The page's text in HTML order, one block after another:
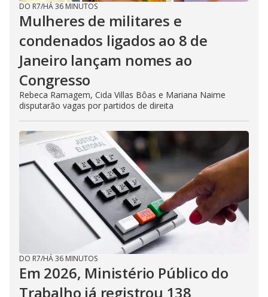
DO R7/HÁ 36 MINUTOS
Mulheres de militares e
condenados ligados ao 8 de
Janeiro lançam nomes ao
Congresso
Rebeca Ramagem, Cida Villas Bôas e Mariana Naime
disputarão vagas por partidos de direita
DO R7/HÁ 36 MINUTOS
Em 2026, Ministério Público do
Trabalho já registrou 138